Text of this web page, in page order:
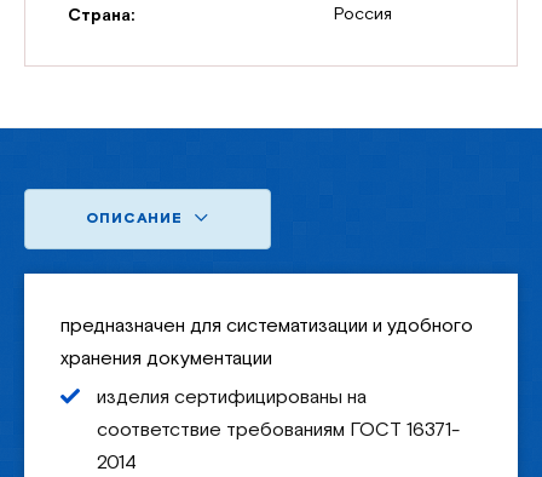
Страна: Россия
ОПИСАНИЕ
предназначен для систематизации и удобного
хранения документации
изделия сертифицированы на
соответствие требованиям ГОСТ 16371-
2014